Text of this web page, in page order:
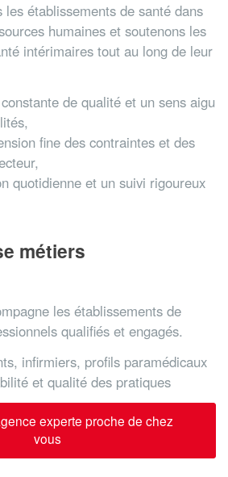
les établissements de santé dans
humaines et soutenons les
intérimaires tout au long de leur
de qualité et un sens aigu
fine des contraintes et des
quotidienne et un suivi rigoureux
métiers
les établissements de
qualifiés et engagés.
infirmiers, profils paramédicaux
et qualité des pratiques
experte proche de chez
vous